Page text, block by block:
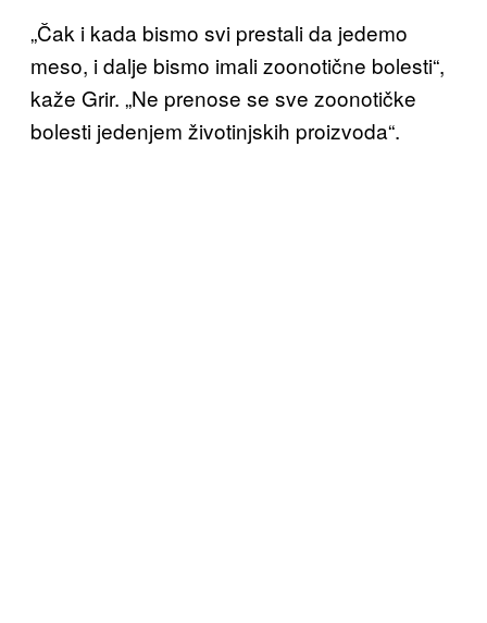
„Čak i kada bismo svi prestali da jedemo
meso, i dalje bismo imali zoonotične bolesti“,
kaže Grir. „Ne prenose se sve zoonotičke
bolesti jedenjem životinjskih proizvoda“.